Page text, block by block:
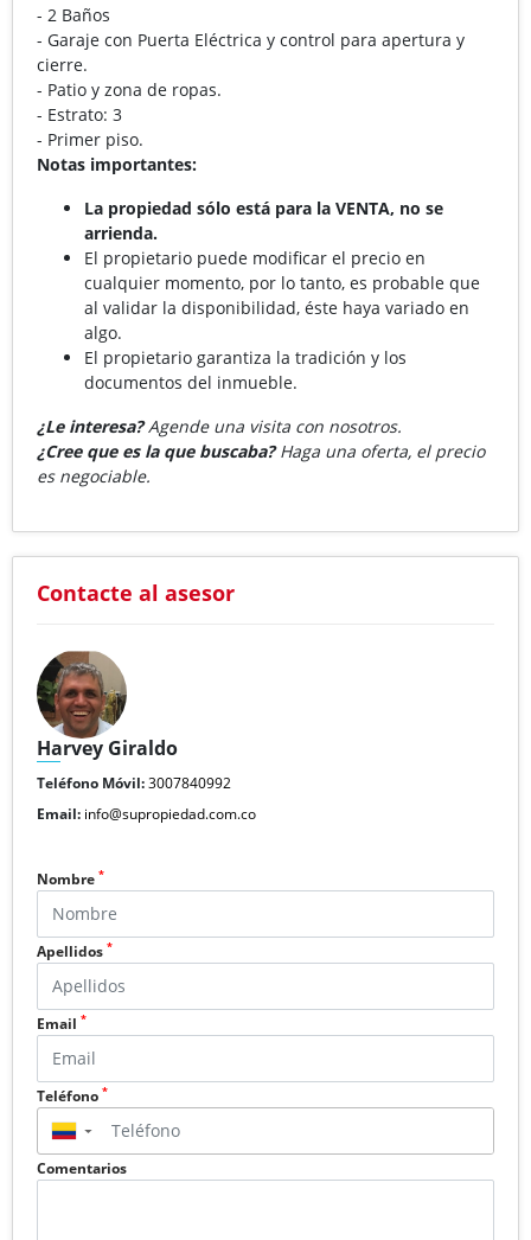
- 2 Baños
- Garaje con Puerta Eléctrica y control para apertura y
cierre.
- ⁠Patio y zona de ropas.
- Estrato: 3
- ⁠Primer piso.
Notas importantes:
La propiedad sólo está para la VENTA, no se
arrienda.
El propietario puede modificar el precio en
cualquier momento, por lo tanto, es probable que
al validar la disponibilidad, éste haya variado en
algo.
El propietario garantiza la tradición y los
documentos del inmueble.
¿Le interesa?Agende una visita con nosotros.
¿Cree que es la que buscaba?Haga una oferta, el precio
es negociable.
Contacte al asesor
Harvey Giraldo
Teléfono Móvil:3007840992
Email: info@supropiedad.com.co
Nombre *
Apellidos *
Email *
Teléfono *
▼
Comentarios